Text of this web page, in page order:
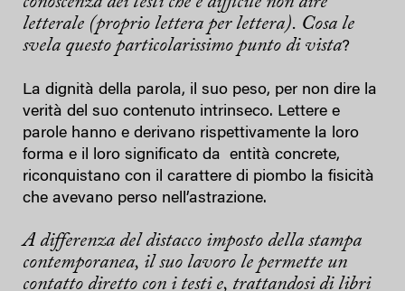
letterale (proprio lettera per lettera). Cosa le
svela questo particolarissimo punto di vista?
La dignità della parola, il suo peso, per non dire la
verità del suo contenuto intrinseco. Lettere e
parole hanno e derivano rispettivamente la loro
forma e il loro significato da entità concrete,
riconquistano con il carattere di piombo la fisicità
che avevano perso nell’astrazione.
A differenza del distacco imposto della stampa
contemporanea, il suo lavoro le permette un
contatto diretto con i testi e, trattandosi di libri